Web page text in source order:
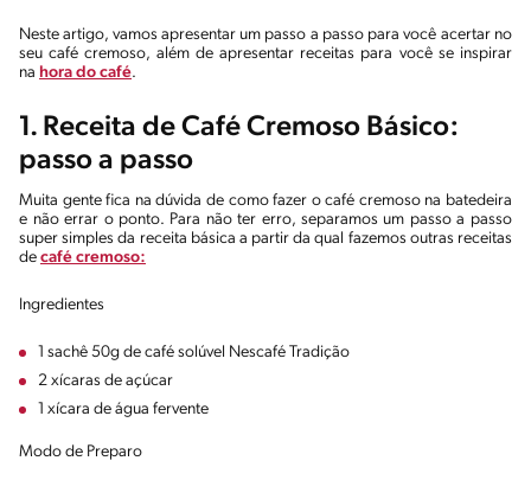
Neste artigo, vamos apresentar um passo a passo para você acertar no
seu café cremoso, além de apresentar receitas para você se inspirar
na hora do café.
1. Receita de Café Cremoso Básico:
passo a passo
Muita gente fica na dúvida de como fazer o café cremoso na batedeira
e não errar o ponto. Para não ter erro, separamos um passo a passo
super simples da receita básica a partir da qual fazemos outras receitas
de café cremoso:
Ingredientes
1 sachê 50g de café solúvel Nescafé Tradição
2 xícaras de açúcar
1 xícara de água fervente
Modo de Preparo